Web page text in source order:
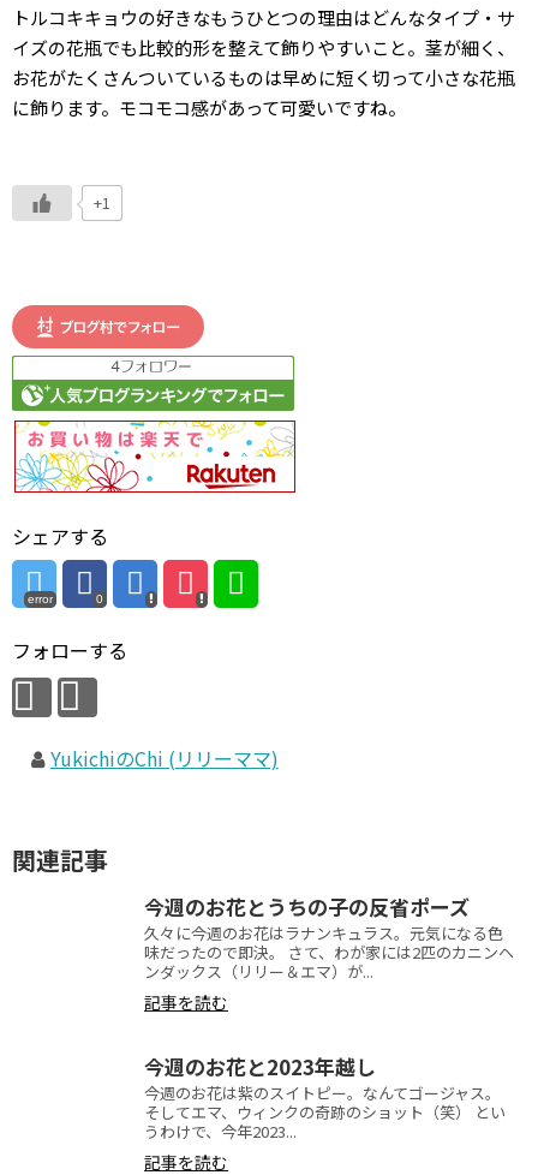
トルコキキョウの好きなもうひとつの理由はどんなタイプ・サ
イズの花瓶でも比較的形を整えて飾りやすいこと。茎が細く、
お花がたくさんついているものは早めに短く切って小さな花瓶
に飾ります。モコモコ感があって可愛いですね。
+1
シェアする
error 0
フォローする
YukichiのChi (リリーママ)
関連記事
今週のお花とうちの子の反省ポーズ
久々に今週のお花はラナンキュラス。元気になる色
味だったので即決。 さて、わが家には2匹のカニンヘ
ンダックス（リリー＆エマ）が...
記事を読む
今週のお花と2023年越し
今週のお花は紫のスイトピー。なんてゴージャス。
そしてエマ、ウィンクの奇跡のショット（笑） とい
うわけで、今年2023...
記事を読む